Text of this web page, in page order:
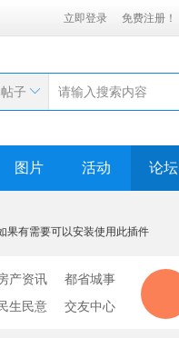
立即登录 免费注册！
子
图片 活动 论坛
果有需要可以安装使用此插件
产资讯
都省城事
生民意 交友中心